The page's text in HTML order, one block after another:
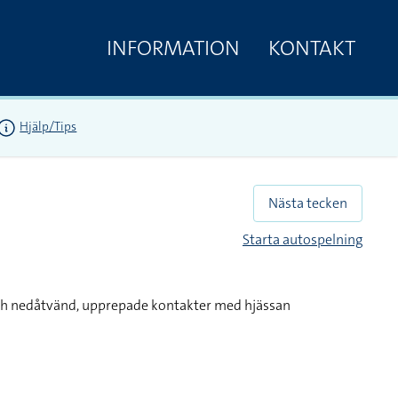
INFORMATION KONTAKT
Hjälp/Tips
Nästa tecken
Starta autospelning
nedåtvänd, upprepade kontakter med hjässan